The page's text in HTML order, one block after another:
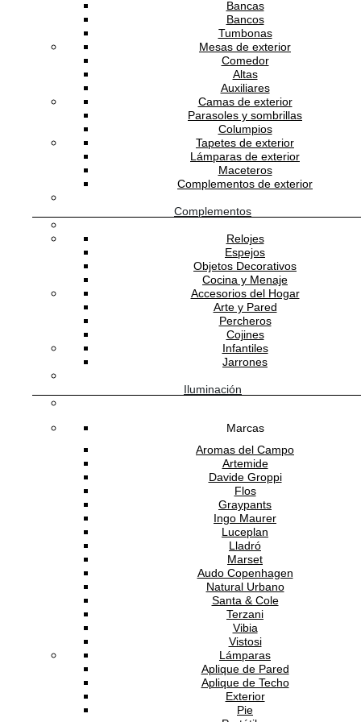
Bancas
Bancos
Tumbonas
Mesas de exterior
Comedor
Altas
Auxiliares
Camas de exterior
Parasoles y sombrillas
Columpios
Tapetes de exterior
Lámparas de exterior
Maceteros
Complementos de exterior
Complementos
Relojes
Espejos
Objetos Decorativos
Cocina y Menaje
Accesorios del Hogar
Arte y Pared
Percheros
Cojines
Infantiles
Jarrones
Iluminación
Marcas
Aromas del Campo
Artemide
Davide Groppi
Flos
Graypants
Ingo Maurer
Luceplan
Lladró
Marset
Audo Copenhagen
Natural Urbano
Santa & Cole
Terzani
Vibia
Vistosi
Lámparas
Aplique de Pared
Aplique de Techo
Exterior
Pie
Papel Tapiz Ekbacka Camille Red
MIDBEC
Papel Tapiz Ekbacka Camille Pink
Papel Tapiz Ekbacka Camille Blue
Papel Tapiz Ekbacka Camille Green